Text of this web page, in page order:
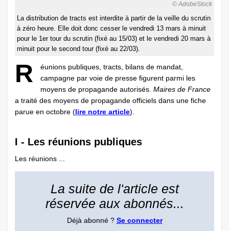
© AdobeStock
La distribution de tracts est interdite à partir de la veille du scrutin
à zéro heure. Elle doit donc cesser le vendredi 13 mars à minuit
pour le 1er tour du scrutin (fixé au 15/03) et le vendredi 20 mars à
minuit pour le second tour (fixé au 22/03).
R
éunions publiques, tracts, bilans de mandat,
campagne par voie de presse figurent parmi les
moyens de propagande autorisés. Maires de France
a traité des moyens de propagande officiels dans une fiche
parue en octobre (lire notre article).
I - Les réunions publiques
Les réunions ...
La suite de l'article est
réservée aux abonnés...
Déjà abonné ? Se connecter